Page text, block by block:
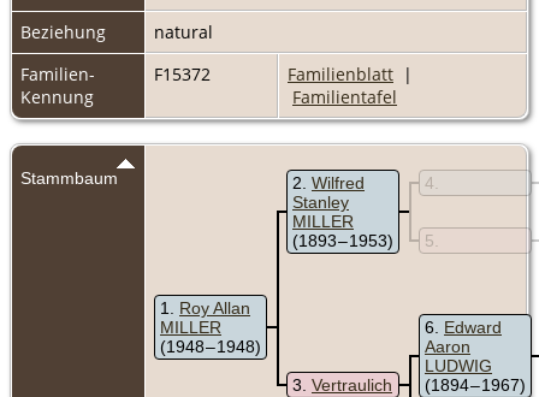
Beziehung
natural
Familien-
Kennung
F15372 Familienblatt |
Familientafel
Stammbaum
1
Roy Allan
MILLER
(1948 – 1948)
2 Wilfred
Stanley
MILLER
(1893 – 1953)
4
5
3 Vertraulich
6
Edward
Aaron
LUDWIG
(1894 – 1967)